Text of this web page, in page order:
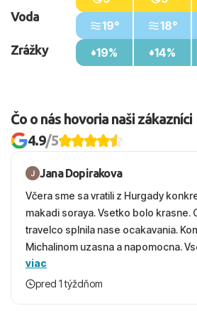
Voda
Zrážky
19°
19%
18°
14%
Čo o nás hovoria naši zákazníci
4.9/5
Jana Dopirakova
Včera sme sa vratili z Hurgady
makadi soraya. Vsetko bolo krasne.
travelco splnila nase ocakavania.
Michalinom uzasna a napomocna.
vecernych hodinach zaco sa
krasny, cisty. Sluzby top. Strava,
viac
pred 1 týždňom